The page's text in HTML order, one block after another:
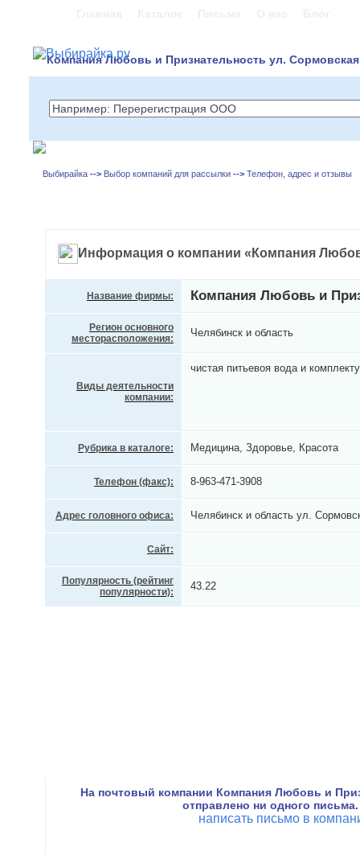
Компания Любовь и Признательность ул.
Выбирайка --> Выбор компаний для рассылки --> Телефон, адрес и отзывы
Информация о компании «Компания
Название фирмы: Компания Любовь и
Регион основного
месторасположения:
Челябинск и область
Виды деятельности
компании:
чистая питьевоя вода и
Рубрика в каталоге: Медицина, Здоровье, Красота
Телефон (факс): 8-963-471-3908
Адрес головного офиса: Челябинск и область ул.
Сайт:
Популярность (рейтинг
популярности):
43.22
На почтовый компании Компания Любовь и
отправлено ни одного
написать письмо в